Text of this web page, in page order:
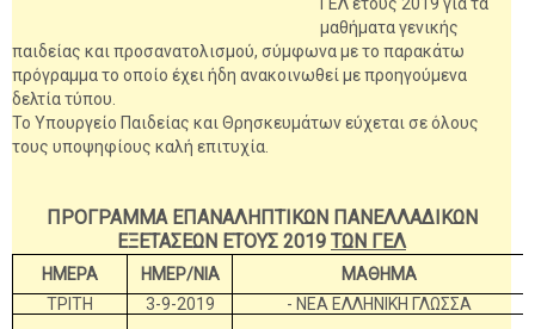
μαθήματα γενικής
παιδείας και προσανατολισμού, σύμφωνα με το παρακάτω
πρόγραμμα το οποίο έχει ήδη ανακοινωθεί με προηγούμενα
δελτία τύπου.
Το Υπουργείο Παιδείας και Θρησκευμάτων εύχεται σε όλους
τους υποψηφίους καλή επιτυχία.
ΠΡΟΓΡΑΜΜΑ ΕΠΑΝΑΛΗΠΤΙΚΩΝ ΠΑΝΕΛΛΑΔΙΚΩΝ
ΕΞΕΤΑΣΕΩΝ ΕΤΟΥΣ 2019 ΤΩΝ ΓΕΛ
ΗΜΕΡΑ ΗΜΕΡ/ΝΙΑ
ΜΑΘΗΜΑ
ΤΡΙΤΗ
3-9-2019 - ΝΕΑ ΕΛΛΗΝΙΚΗ ΓΛΩΣΣΑ